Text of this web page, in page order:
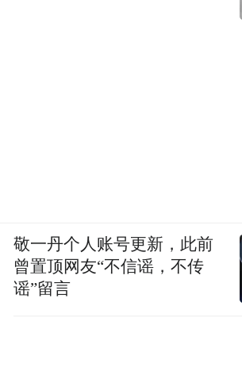
敬一丹个人账号更新，此前
曾置顶网友“不信谣，不传
谣”留言